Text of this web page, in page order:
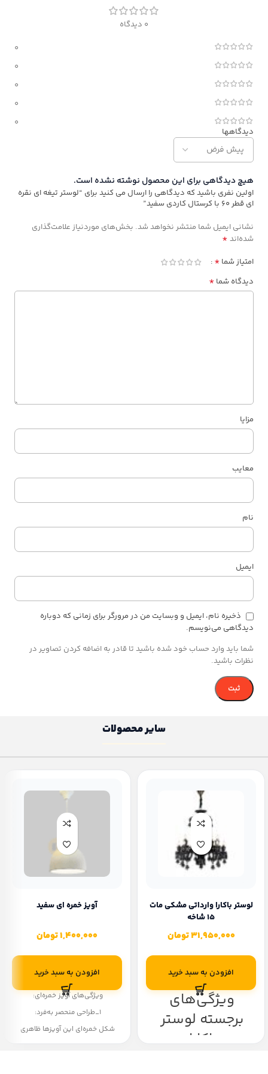
0 دیدگاه
0
0
0
0
0
دیدگاهها
هیچ دیدگاهی برای این محصول نوشته نشده است.
اولین نفری باشید که دیدگاهی را ارسال می کنید برای “لوستر تیغه ای نقره
ای قطر ۶۰ با کرستال کاردی سفید”
نشانی ایمیل شما منتشر نخواهد شد. بخش‌های موردنیاز علامت‌گذاری
شده‌اند *
امتیاز شما *
دیدگاه شما *
مزایا
معایب
نام
ایمیل
ذخیره نام، ایمیل و وبسایت من در مرورگر برای زمانی که دوباره
دیدگاهی می‌نویسم.
شما باید وارد حساب خود شده باشید تا قادر به اضافه کردن تصاویر در
نظرات باشید.
سایر محصولات
لوستر باکارا وارداتی مشکی مات
۱۵ شاخه
31,950,000تومان
افزودن به سبد خرید
ویژگی‌های
برجسته لوستر
باکارا:
آویز خمره ای سفید
1,400,000تومان
افزودن به سبد خرید
ویژگی‌های آویز خمره‌ای:
۱_طراحی منحصر به‌فرد:
شکل خمره‌ای این آویزها ظاهری